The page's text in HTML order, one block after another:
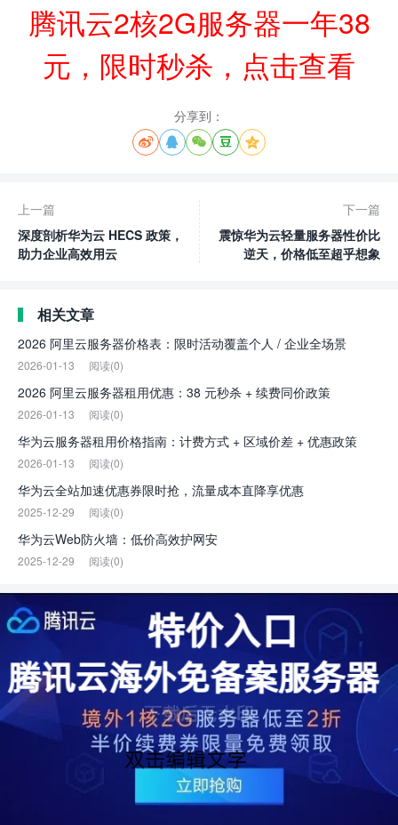
腾讯云2核2G服务器一年38
元，限时秒杀，点击查看
分享到：
    
上一篇
深度剖析华为云 HECS 政策，
助力企业高效用云
下一篇
震惊华为云轻量服务器性价比
逆天，价格低至超乎想象
相关文章
2026 阿里云服务器价格表：限时活动覆盖个人 / 企业全场景
2026-01-13 阅读(0)
2026 阿里云服务器租用优惠：38 元秒杀 + 续费同价政策
2026-01-13 阅读(0)
华为云服务器租用价格指南：计费方式 + 区域价差 + 优惠政策
2026-01-13 阅读(0)
华为云全站加速优惠券限时抢，流量成本直降享优惠
2025-12-29 阅读(0)
华为云Web防火墙：低价高效护网安
2025-12-29 阅读(0)